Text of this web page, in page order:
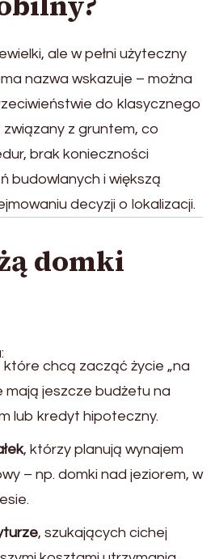
ale w pełni użyteczny
nazwa wskazuje – można
do klasycznego
z gruntem, co
brak konieczności
budowlanych i większą
decyzji o lokalizacji.
domki
które chcą zacząć życie „na
mają jeszcze budżetu na
lub kredyt hipoteczny.
, którzy planują wynajem
– np. domki nad jeziorem, w
, szukających cichej